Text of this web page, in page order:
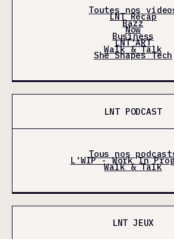
Toutes nos
LNT Récap
Bazz
Now
Business
LNT'ART
Walk & Talk
She Shapes Tech
LNT PODCAST
Tous nos
L'WIP - Work In
Walk & Talk
LNT JEUX